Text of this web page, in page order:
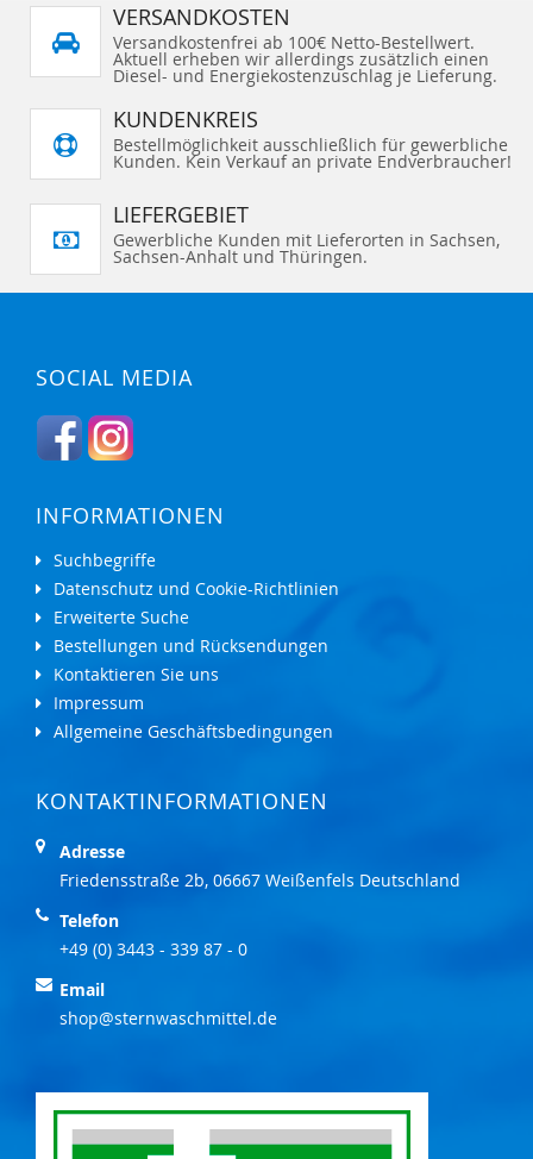
VERSANDKOSTEN
Versandkostenfrei ab 100€ Netto-Bestellwert.
Aktuell erheben wir allerdings zusätzlich einen
Diesel- und Energiekostenzuschlag je Lieferung.
KUNDENKREIS
Bestellmöglichkeit ausschließlich für gewerbliche
Kunden. Kein Verkauf an private Endverbraucher!
LIEFERGEBIET
Gewerbliche Kunden mit Lieferorten in Sachsen,
Sachsen-Anhalt und Thüringen.
SOCIAL MEDIA
INFORMATIONEN
Suchbegriffe
Datenschutz und Cookie-Richtlinien
Erweiterte Suche
Bestellungen und Rücksendungen
Kontaktieren Sie uns
Impressum
Allgemeine Geschäftsbedingungen
KONTAKTINFORMATIONEN
Adresse
Friedensstraße 2b, 06667 Weißenfels Deutschland
Telefon
+49 (0) 3443 - 339 87 - 0
Email
shop@sternwaschmittel.de